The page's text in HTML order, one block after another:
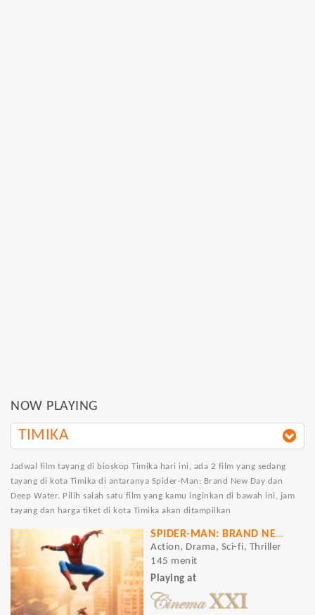
NOW PLAYING
TIMIKA
Jadwal film tayang di bioskop Timika hari ini, ada 2 film yang sedang
tayang di kota Timika di antaranya Spider-Man: Brand New Day dan
Deep Water. Pilih salah satu film yang kamu inginkan di bawah ini, jam
tayang dan harga tiket di kota Timika akan ditampilkan
SPIDER-MAN: BRAND NEW DAY
Action, Drama, Sci-fi, Thriller
145 menit
Playing at